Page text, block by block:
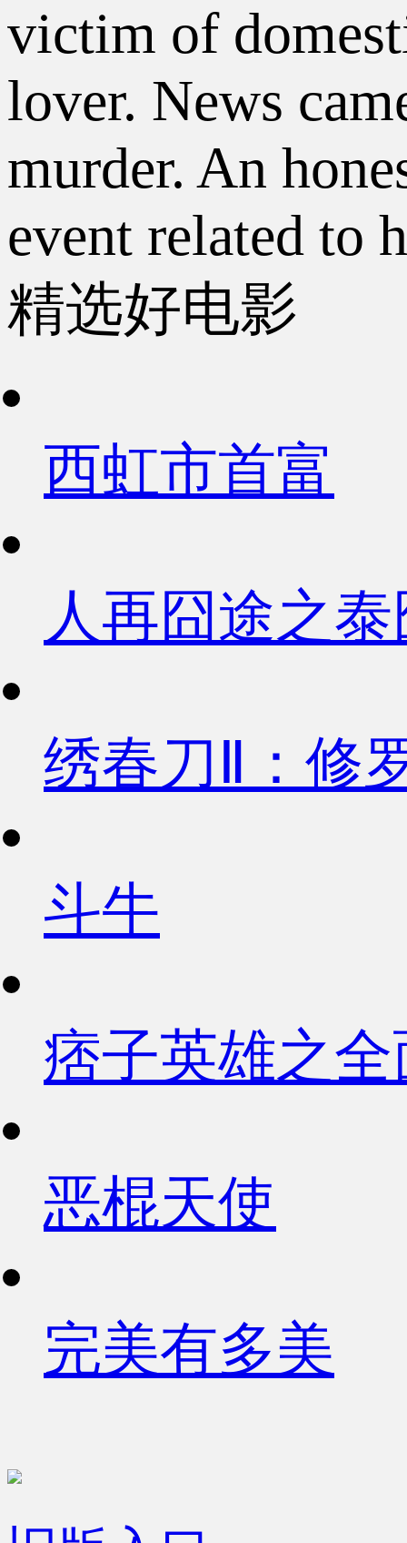
victim of
lover. News
murder. An
event related to
精选好电影
西虹市首富
人再囧途之
绣春刀Ⅱ：修
斗牛
痞子英雄之
恶棍天使
完美有多美